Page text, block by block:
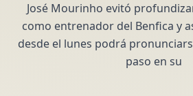
José Mourinho evitó
como entrenador del Benfica y
desde el lunes podrá
paso en su